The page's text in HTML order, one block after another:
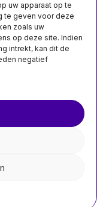
uw apparaat op te
te geven voor deze
zoals uw
op deze site. Indien
intrekt, kan dit de
negatief
nodig voor